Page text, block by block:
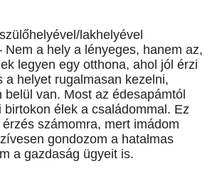
lakhelyével
Nem a hely a lényeges, hanem az,
legyen egy otthona, ahol jól érzi
a helyet rugalmasan kezelni,
belül van. Most az édesapámtól
birtokon élek a családommal. Ez
számomra, mert imádom
gondozom a hatalmas
a gazdaság ügyeit is.